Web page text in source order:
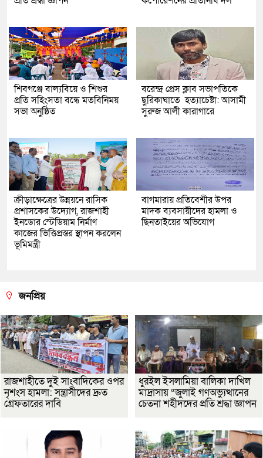
শিবগঞ্জে বাল্যবিয়ে ও শিশুর
প্রতি সহিংসতা বন্ধে মতবিনিময়
সভা অনুষ্ঠিত
বরেন্দ্র প্রেস ক্লাব সভাপতিকে
ছুরিকাঘাতে হত্যাচেষ্টা: আসামী
সুরুজ আলী কারাগারে
ক্রীড়াক্ষেত্রের উন্নয়নে রাসিক
প্রশাসকের উদ্যোগ, রাজশাহী
ইনডোর স্টেডিয়াম নির্মাণ
কাজের ভিত্তিপ্রস্তর স্থাপন করলেন
ভূমিমন্ত্রী
বাগমারায় প্রতিবেশীর উপর
মাদক ব্যবসায়ীদের হামলা ও
ছিনতাইয়ের অভিযোগ
জনপ্রিয়
রাজশাহীতে দুই সাংবাদিকের ওপর
নৃশংস হামলা: সন্ত্রাসীদের দ্রুত
গ্রেফতারের দাবি
ধুরইল ইসলামিয়া বালিকা দাখিল
মাদ্রাসায় “জুলাই গণঅভ্যুত্থানের
চেতনা শহীদদের প্রতি শ্রদ্ধা জ্ঞাপন